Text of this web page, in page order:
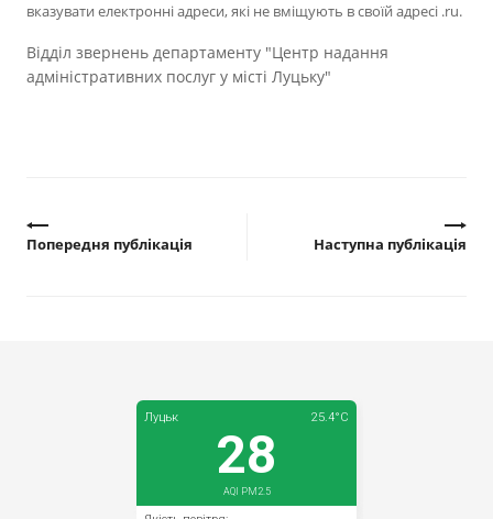
Документи
вказувати електронні адреси, які не вміщують в своїй адресі .ru.
Відділ звернень департаменту "Центр надання
адміністративних послуг у місті Луцьку"
Попередня публікація Наступна публікація